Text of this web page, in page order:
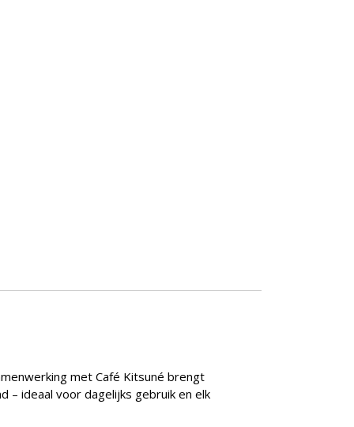
met Café Kitsuné brengt
– ideaal voor dagelijks gebruik en elk